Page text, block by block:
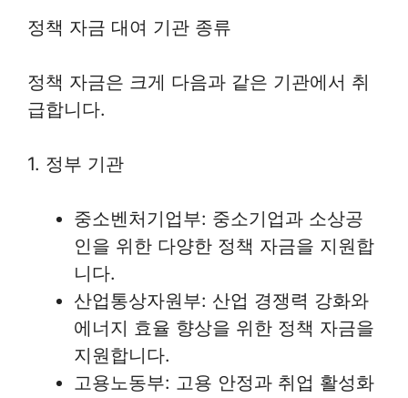
정책 자금 대여 기관 종류
정책 자금은 크게 다음과 같은 기관에서 취
급합니다.
1. 정부 기관
중소벤처기업부: 중소기업과 소상공
인을 위한 다양한 정책 자금을 지원합
니다.
산업통상자원부: 산업 경쟁력 강화와
에너지 효율 향상을 위한 정책 자금을
지원합니다.
고용노동부: 고용 안정과 취업 활성화